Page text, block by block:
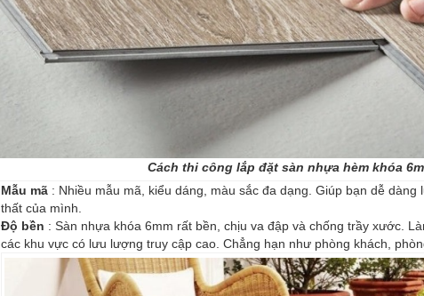
Cách thi công lắp đặt sàn nhựa hèm khóa
Mẫu mã : Nhiều mẫu mã, kiểu dáng, màu sắc đa dạng. Giúp bạn dễ
thất của mình.
Độ bền : Sàn nhựa khóa 6mm rất bền, chịu va đập và chống trầy xước.
các khu vực có lưu lượng truy cập cao. Chẳng hạn như phòng khách,